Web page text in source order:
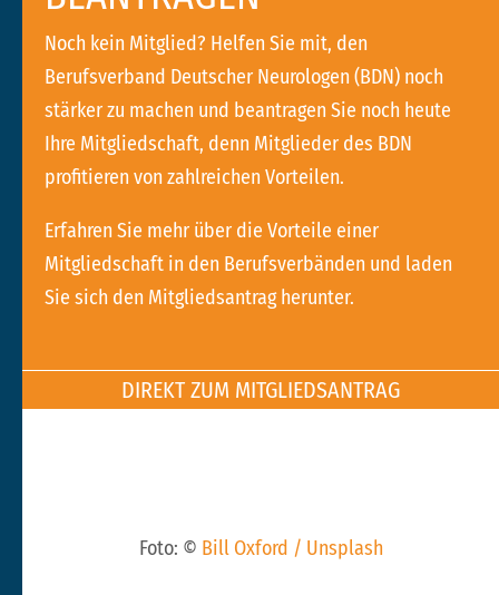
Noch kein Mitglied? Helfen Sie mit, den
Berufsverband Deutscher Neurologen (BDN) noch
stärker zu machen und beantragen Sie noch heute
Ihre Mitgliedschaft, denn Mitglieder des BDN
profitieren von zahlreichen Vorteilen.
Erfahren Sie mehr über die Vorteile einer
Mitgliedschaft in den Berufsverbänden und laden
Sie sich den Mitgliedsantrag herunter.
DIREKT ZUM MITGLIEDSANTRAG
Foto: © Bill Oxford / Unsplash